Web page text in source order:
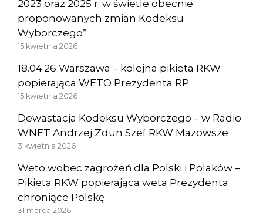
2023 oraz 2025 r. w świetle obecnie
proponowanych zmian Kodeksu
Wyborczego”
15 kwietnia 2026
18.04.26 Warszawa – kolejna pikieta RKW
popierająca WETO Prezydenta RP
15 kwietnia 2026
Dewastacja Kodeksu Wyborczego – w Radio
WNET Andrzej Zdun Szef RKW Mazowsze
3 kwietnia 2026
Weto wobec zagrożeń dla Polski i Polaków –
Pikieta RKW popierająca weta Prezydenta
chroniące Polskę
31 marca 2026